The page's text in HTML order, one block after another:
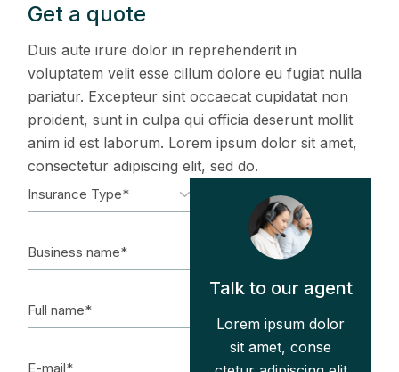
Talk to our agent
Lorem ipsum dolor
sit amet, conse
Get a quote
Duis aute irure dolor in reprehenderit in
voluptatem velit esse cillum dolore eu fugiat nulla
pariatur. Excepteur sint occaecat cupidatat non
proident, sunt in culpa qui officia deserunt mollit
anim id est laborum. Lorem ipsum dolor sit amet,
consectetur adipiscing elit, sed do.